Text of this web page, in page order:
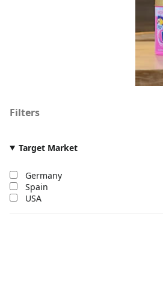
Filters
Target Market
Germany
Spain
USA